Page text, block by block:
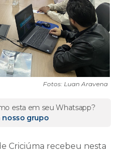
Fotos: Luan Aravena
esta em seu Whatsapp?
nosso grupo
Criciúma recebeu nesta